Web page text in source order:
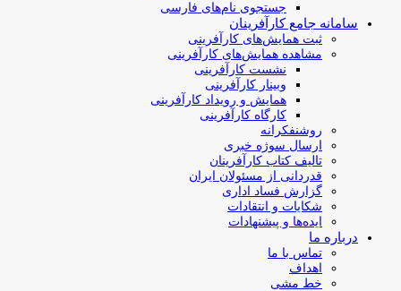
جستجوی نام‌های فارسی
سامانه جامع کارآفرینان
ثبت همایش‌های کارآفرینی
مشاهده همایش‌های کارآفرینی
نشست کارآفرینی
وبینار کارآفرینی
همایش و رویداد کارآفرینی
کارگاه کارآفرینی
روشنفکرانه
ارسال سوژه‌ خبری
تالیف کتاب کارآفرینان
قدردانی از مسئولان ایران
گزارش فساد اداری
شکایات و انتقادات
ایده‌ها و پیشنهادات
درباره ما
تماس با ما
اهداف
خط مشی